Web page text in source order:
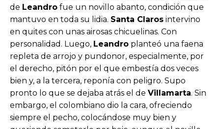
de Leandro fue un novillo abanto, condición que
mantuvo en toda su lidia. Santa Claros intervino
en quites con unas airosas chicuelinas. Con
personalidad. Luego, Leandro planteó una faena
repleta de arrojo y pundonor, especialmente, por
el derecho, pitón por el que embestía dos veces
bien y, a la tercera, reponía con peligro. Supo
pronto lo que se dejaba atrás el de Villamarta. Sin
embargo, el colombiano dio la cara, ofreciendo
siempre el pecho, colocándose muy bien y